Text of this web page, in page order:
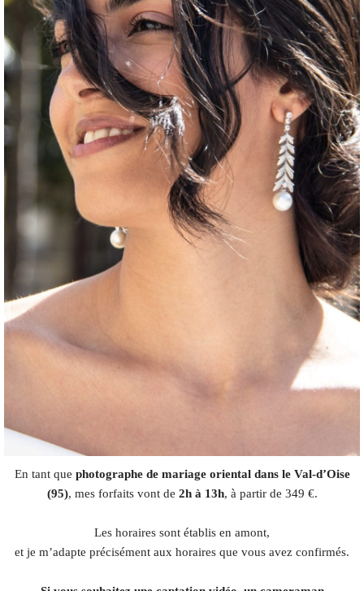
En tant que photographe de mariage oriental dans le Val-d’Oise
(95), mes forfaits vont de 2h à 13h, à partir de 349 €.
Les horaires sont établis en amont,
et je m’adapte précisément aux horaires que vous avez confirmés.